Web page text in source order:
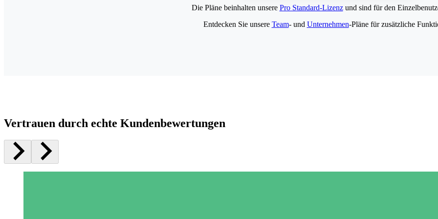
Die Pläne beinhalten unsere Pro Standard-Lizenzund sind für den
Entdecken Sie unsere Team- und Unternehmen-Pläne für zusätzliche
Vertrauen durch echte Kundenbewertungen